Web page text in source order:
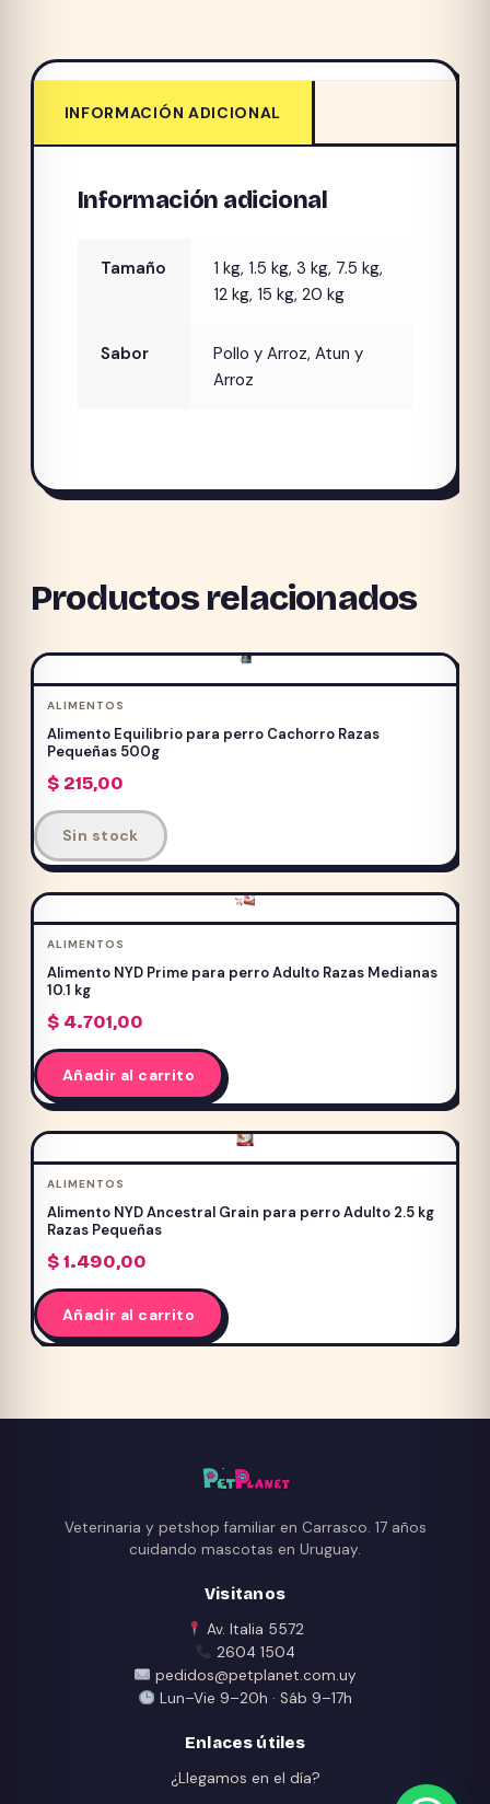
INFORMACIÓN ADICIONAL
Información adicional
Tamaño
1 kg, 1.5 kg, 3 kg, 7.5 kg,
12 kg, 15 kg, 20 kg
Sabor
Pollo y Arroz, Atun y
Arroz
Productos relacionados
ALIMENTOS
Alimento Equilibrio para perro Cachorro Razas
Pequeñas 500g
$215,00
Sin stock
ALIMENTOS
Alimento NYD Prime para perro Adulto Razas Medianas
10.1 kg
$4.701,00
Añadir al carrito
ALIMENTOS
Alimento NYD Ancestral Grain para perro Adulto 2.5 kg
Razas Pequeñas
$1.490,00
Añadir al carrito
Veterinaria y petshop familiar en Carrasco. 17 años
cuidando mascotas en Uruguay.
Visitanos
Av. Italia 5572
2604 1504
pedidos@petplanet.com.uy
Lun–Vie 9–20h · Sáb 9–17h
Enlaces útiles
¿Llegamos en el día?